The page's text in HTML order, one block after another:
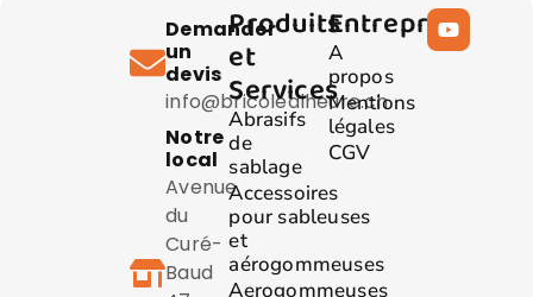
Demander
un
devis
info@bricolealheure.ch
Notre
local
Avenue
du
Curé-
Baud
Produits
et
Services
Abrasifs
de
sablage
Accessoires
pour sableuses
et
aérogommeuses
Aerogommeuses
Entreprise
A
propos
Mentions
légales
CGV